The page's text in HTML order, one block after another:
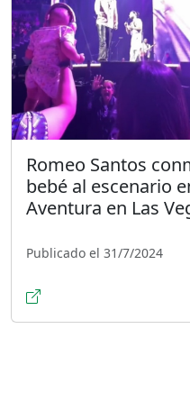
Romeo Santos
bebé al escenario
Aventura en Las
Publicado el 31/7/2024